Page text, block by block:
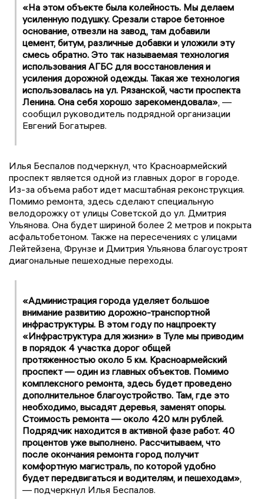
«На этом объекте была колейность. Мы делаем
усиленную подушку. Срезали старое бетонное
основание, отвезли на завод, там добавили
цемент, битум, различные добавки и уложили эту
смесь обратно. Это так называемая технология
использования АГБС для восстановления и
усиления дорожной одежды. Такая же технология
использовалась на ул. Рязанской, части проспекта
Ленина. Она себя хорошо зарекомендовала» , —
сообщил руководитель подрядной организации
Евгений Богатырев.
Илья Беспалов подчеркнул, что Красноармейский
проспект является одной из главных дорог в городе.
Из-за объема работ идет масштабная реконструкция.
Помимо ремонта, здесь сделают специальную
велодорожку от улицы Советской до ул. Дмитрия
Ульянова. Она будет шириной более 2 метров и покрыта
асфальтобетоном. Также на пересечениях с улицами
Лейтейзена, Фрунзе и Дмитрия Ульянова благоустроят
диагональные пешеходные переходы.
«Администрация города уделяет большое
внимание развитию дорожно-транспортной
инфраструктуры. В этом году по нацпроекту
«Инфраструктура для жизни» в Туле мы приводим
в порядок 4 участка дорог общей
протяженностью около 5 км. Красноармейский
проспект — один из главных объектов. Помимо
комплексного ремонта, здесь будет проведено
дополнительное благоустройство. Там, где это
необходимо, высадят деревья, заменят опоры.
Стоимость ремонта — около 420 млн рублей.
Подрядчик находится в активной фазе работ. 40
процентов уже выполнено. Рассчитываем, что
после окончания ремонта город получит
комфортную магистраль, по которой удобно
будет передвигаться и водителям, и пешеходам»
— подчеркнул Илья Беспалов.